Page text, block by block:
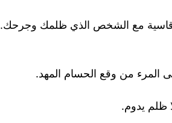
قاسية مع الشخص الذي ظلمك وجرحك.
المرء من وقع الحسام المهد.
ظلم يدوم.